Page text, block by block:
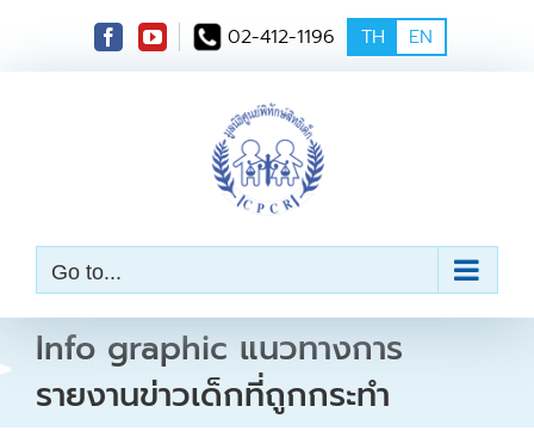
t
02-412-1196 TH EN
Go to...
Info graphic แนวทางการ
รายงานข่าวเด็กที่ถูกกระทำ